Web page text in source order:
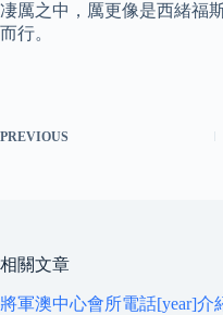
凄厲之中，厲更像是西緒福
而行。
PREVIOUS
相關文章
將軍澳中心會所電話[year]